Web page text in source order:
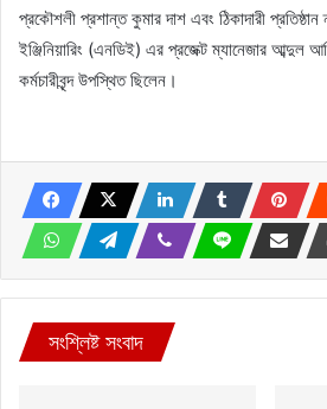
প্রকৌশলী প্রশান্ত কুমার দাশ এবং ঠিকাদারী প্রতিষ্ঠান
ইঞ্জিনিয়ারিং (এনডিই) এর প্রজেক্ট ম্যানেজার আব্দুল
কর্মচারীবৃন্দ উপস্থিত ছিলেন।
সংশ্লিষ্ট সংবাদ